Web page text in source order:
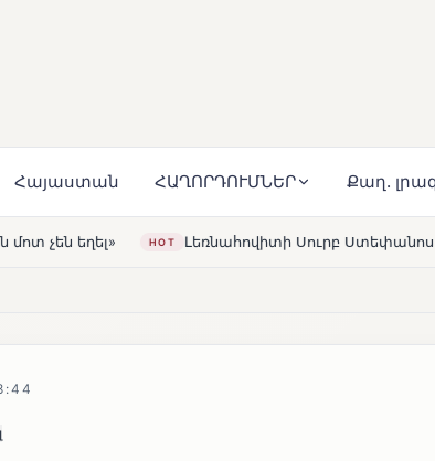
Հայաստան ՀԱՂՈՐԴՈՒՄՆԵՐ Քաղ.
Սուրբ Ստեփանոս եկեղեցին վերակառուցվել